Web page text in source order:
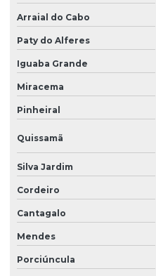
Arraial do Cabo
Paty do Alferes
Iguaba Grande
Miracema
Pinheiral
Quissamã
Silva Jardim
Cordeiro
Cantagalo
Mendes
Porciúncula